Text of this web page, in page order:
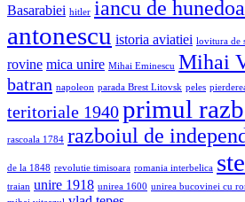
Basarabiei hitler iancu de
antonescu istoria aviatiei lovitura de
rovine mica unire Mihai Eminescu Mihai
batran napoleon parada Brest Litovsk peles
teritoriale 1940primul
rascoala 1784 razboiul de
de la 1848 revolutie timisoara romania interbelica
traian unire 1918 unirea 1600 unirea bucovinei cu